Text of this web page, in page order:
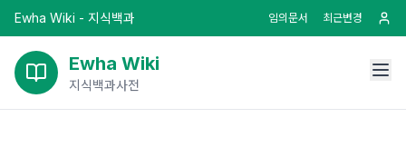
Ewha Wiki - 지식백과 임의문서 최근변경
Ewha Wiki
지식백과사전